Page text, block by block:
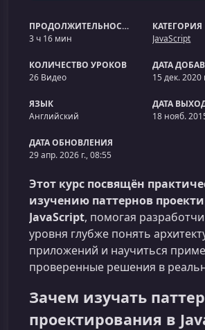
ПРОДОЛЖИТЕЛЬНОСТЬ
3 ч 16 мин
КАТЕГОРИЯ
JavaScript
КОЛИЧЕСТВО УРОКОВ
26 Видео
ДАТА
15 дек. 2020
ЯЗЫК
Английский
ДАТА
18 нояб.
ДАТА ОБНОВЛЕНИЯ
29 апр. 2026 г., 08:55
Этот курс посвящён
изучению паттернов
JavaScript, помогая
уровня глубже понять
приложений и научиться
проверенные решения в
Зачем изучать
проектирования в